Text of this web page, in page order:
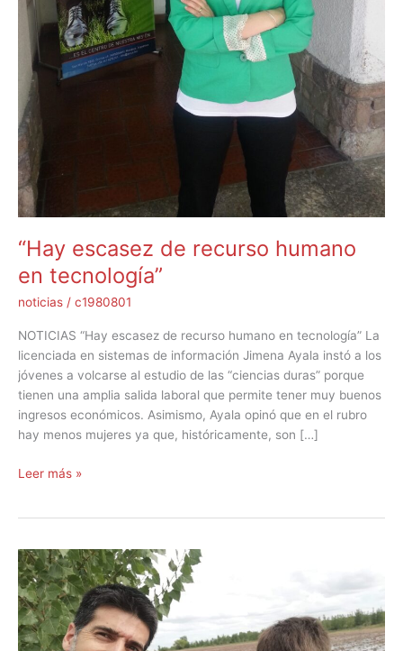
“Hay escasez de recurso humano
en tecnología”
noticias / c1980801
NOTICIAS “Hay escasez de recurso humano en tecnología” La
licenciada en sistemas de información Jimena Ayala instó a los
jóvenes a volcarse al estudio de las “ciencias duras” porque
tienen una amplia salida laboral que permite tener muy buenos
ingresos económicos. Asimismo, Ayala opinó que en el rubro
hay menos mujeres ya que, históricamente, son […]
Leer más »
Una
práctica
que
hizo
grande